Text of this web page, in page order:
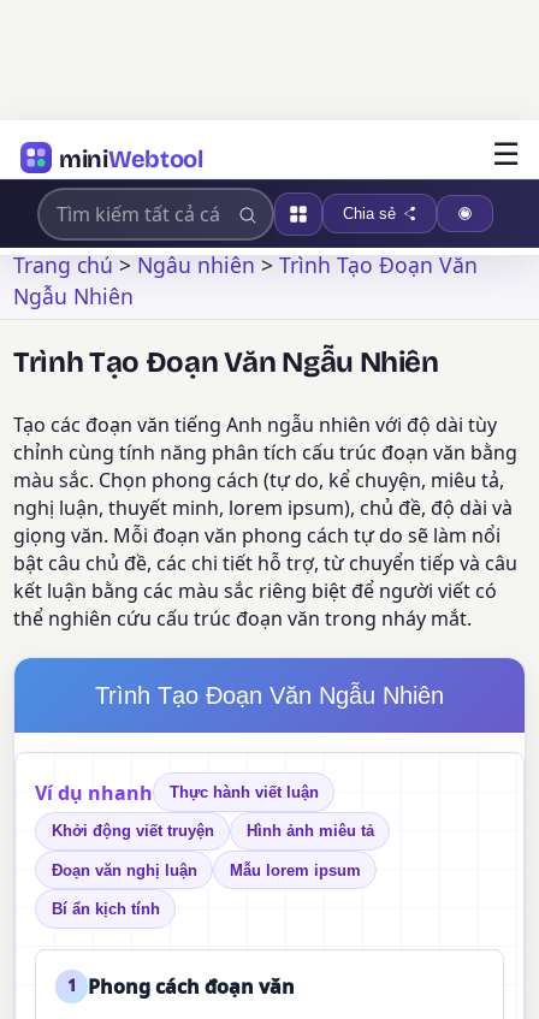
miniWebtool ☰
Chia sẻ
Trang chủ>Ngẫu nhiên>Trình Tạo Đoạn Văn
Ngẫu Nhiên
Trình Tạo Đoạn Văn Ngẫu Nhiên
Tạo các đoạn văn tiếng Anh ngẫu nhiên với độ dài tùy
chỉnh cùng tính năng phân tích cấu trúc đoạn văn bằng
màu sắc. Chọn phong cách (tự do, kể chuyện, miêu tả,
nghị luận, thuyết minh, lorem ipsum), chủ đề, độ dài và
giọng văn. Mỗi đoạn văn phong cách tự do sẽ làm nổi
bật câu chủ đề, các chi tiết hỗ trợ, từ chuyển tiếp và câu
kết luận bằng các màu sắc riêng biệt để người viết có
thể nghiên cứu cấu trúc đoạn văn trong nháy mắt.
Trình Tạo Đoạn Văn Ngẫu Nhiên
Ví dụ nhanh Thực hành viết luận
Khởi động viết truyện Hình ảnh miêu tả
Đoạn văn nghị luận Mẫu lorem ipsum
Bí ẩn kịch tính
1 Phong cách đoạn văn